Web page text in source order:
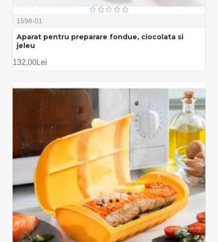
1598-01
Aparat pentru preparare fondue, ciocolata si
jeleu
132,00Lei